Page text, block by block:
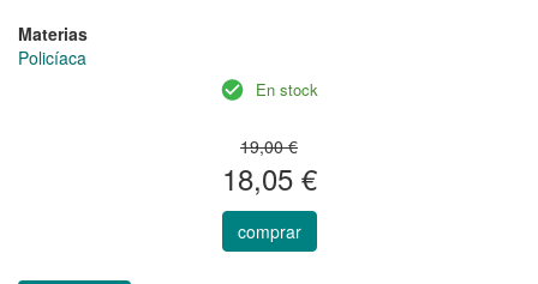
Materias
Policíaca
En stock
19,00 €
18,05 €
comprar